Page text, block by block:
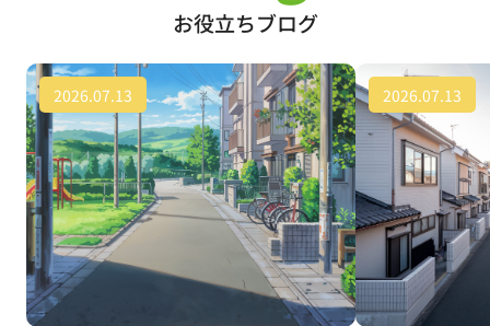
お役立ちブログ
2026.07.13 2026.07.13